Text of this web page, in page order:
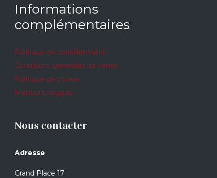
Informations
complémentaires
Politique de confidentialité
Conditions générales de vente
Politique de cookie
Mentions légales
Nous contacter
Adresse
Grand Place 17